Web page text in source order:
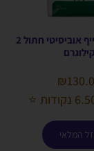
פרמינה וט לייף אוביסיטי חתול 2
קילוגרם
₪
המלאי